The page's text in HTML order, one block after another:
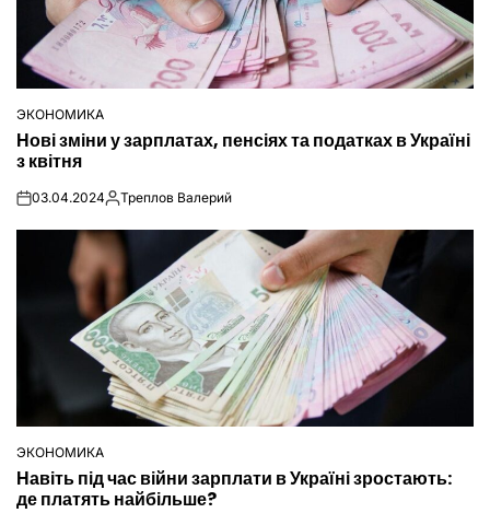
ОПУБЛІКУВАТИ
У
ЭКОНОМИКА
Нові зміни у зарплатах, пенсіях та податках в Україні
з квітня
on03.04.2024Опубліковано
Треплов Валерий
ОПУБЛІКУВАТИ
У
ЭКОНОМИКА
Навіть під час війни зарплати в Україні зростають:
де платять найбільше?